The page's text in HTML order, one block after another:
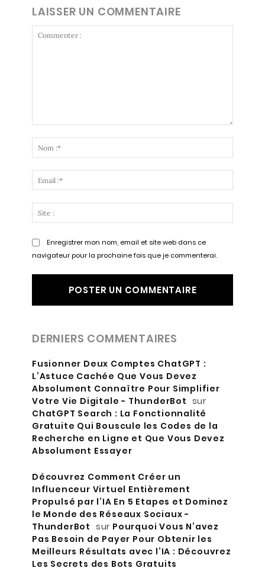
LAISSER UN COMMENTAIRE
:*
:*
:
Enregistrer mon nom, email et site web dans ce
navigateur pour la prochaine fois que je commenterai.
DERNIERS COMMENTAIRES
Fusionner Deux Comptes ChatGPT :
L’Astuce Cachée Que Vous Devez
Absolument Connaître Pour Simplifier
Votre Vie Digitale - ThunderBot sur
ChatGPT Search : La Fonctionnalité
Gratuite Qui Bouscule les Codes de la
Recherche en Ligne et Que Vous Devez
Absolument Essayer
Découvrez Comment Créer un
Influenceur Virtuel Entièrement
Propulsé par l’IA En 5 Etapes et Dominez
le Monde des Réseaux Sociaux -
ThunderBot sur Pourquoi Vous N’avez
Pas Besoin de Payer Pour Obtenir les
Meilleurs Résultats avec l’IA : Découvrez
Les Secrets des Bots Gratuits